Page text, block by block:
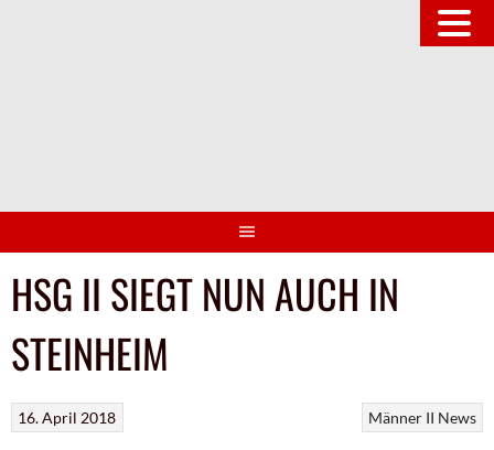
HSG II SIEGT NUN AUCH IN
STEINHEIM
Männer II News
16. April 2018